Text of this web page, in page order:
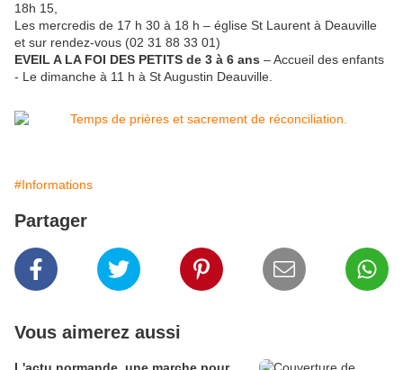
18h 15,
Les mercredis de 17 h 30 à 18 h – église St Laurent à Deauville
et sur rendez-vous (02 31 88 33 01)
EVEIL A LA FOI DES PETITS de 3 à 6 ans – Accueil des enfants
- Le dimanche à 11 h à St Augustin Deauville.
#Informations
Partager
Vous aimerez aussi